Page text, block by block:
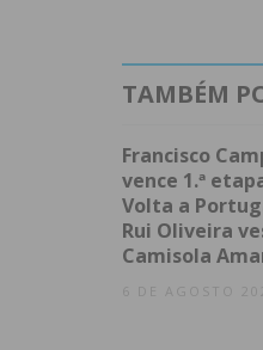
TAMBÉM
Francisco
vence 1.ª
Volta a
Rui Oliveira
Camisola
6 DE AGOSTO